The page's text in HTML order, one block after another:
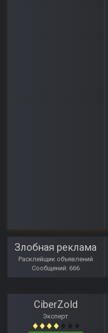
Злобная реклама
Расклейщик объявлений
Сообщений: 666
CiberZold
Эксперт